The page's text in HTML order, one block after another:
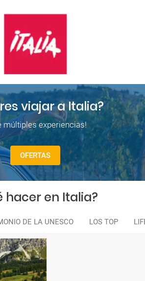
viajar a Italia?
múltiples experiencias!
OFERTAS
hacer en Italia?
DE LA UNESCO LOS TOP